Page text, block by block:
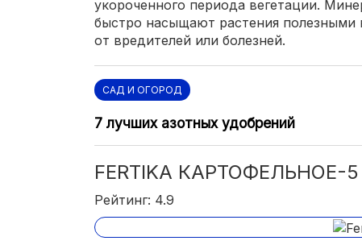
укороченного периода вегетации.
быстро насыщают растения
от вредителей или болезней.
САД И ОГОРОД
7 лучших азотных удобрений
FERTIKA КАРТОФЕЛЬНОЕ-5
Рейтинг: 4.9